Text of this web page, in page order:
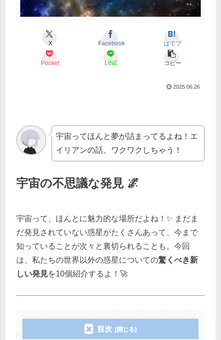
X Facebook はてブ
Pocket LINE コピー
2025.06.26
宇宙ってほんと夢が詰まってるよね！エ
イリアンの話、ワクワクしちゃう！
宇宙の不思議な発見 🌌
宇宙って、ほんとに魅力的な場所だよね！✨ まだま
だ発見されていない惑星がたくさんあって、今まで
知っていることが次々と裏切られることも。今回
は、私たちの世界以外の惑星についての驚くべき新
しい発見を10個紹介するよ！🚀
目次